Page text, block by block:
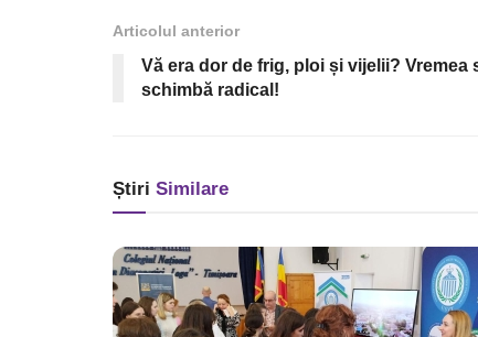
Articolul anterior
Vă era dor de frig, ploi și vijelii? Vremea
schimbă radical!
Știri Similare